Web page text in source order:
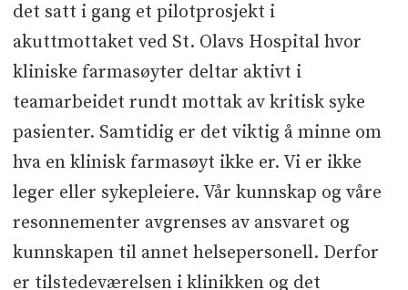
det satt i gang et pilotprosjekt i
akuttmottaket ved St. Olavs Hospital hvor
kliniske farmasøyter deltar aktivt i
teamarbeidet rundt mottak av kritisk syke
pasienter. Samtidig er det viktig å minne om
hva en klinisk farmasøyt ikke er. Vi er ikke
leger eller sykepleiere. Vår kunnskap og våre
resonnementer avgrenses av ansvaret og
kunnskapen til annet helsepersonell. Derfor
er tilstedeværelsen i klinikken og det